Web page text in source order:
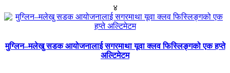
४
मुग्लिन–मलेखु सडक आयोजनालाई सगरमाथा यूवा क्लव फिस्लिङ्गको एक हप्ते
अल्टिमेटम